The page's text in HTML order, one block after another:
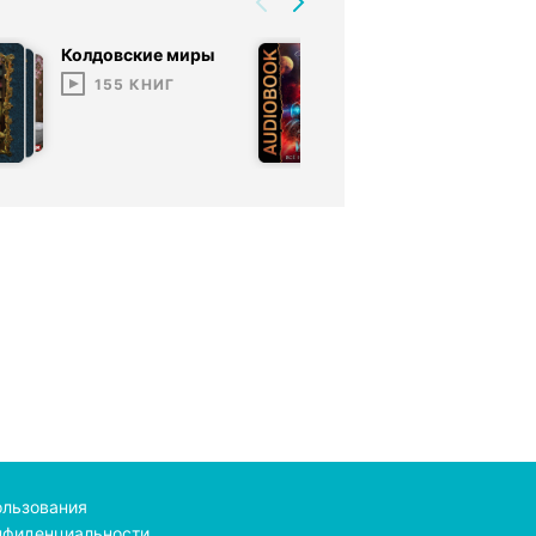
Колдовские миры
155 КНИГ